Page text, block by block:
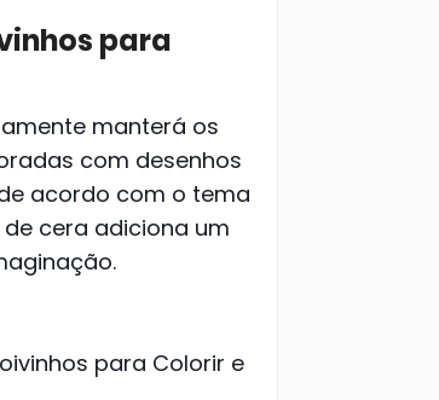
para
manterá os
com desenhos
acordo com o tema
cera adiciona um